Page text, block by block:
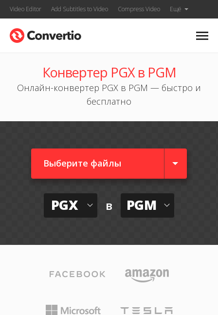
Video Editor Add Subtitles to Video Compress Video Ещё
Конвертер PGX в PGM
Онлайн-конвертер PGX в PGM — быстро и
бесплатно
Выберите файлы
PGX в PGM